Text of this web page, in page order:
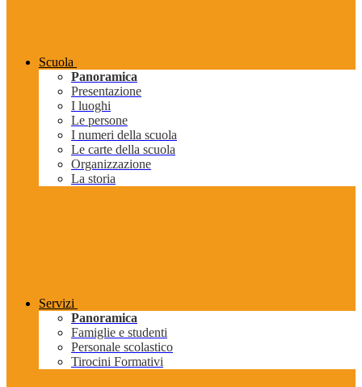
Scuola
Panoramica
Presentazione
I luoghi
Le persone
I numeri della scuola
Le carte della scuola
Organizzazione
La storia
Servizi
Panoramica
Famiglie e studenti
Personale scolastico
Tirocini Formativi